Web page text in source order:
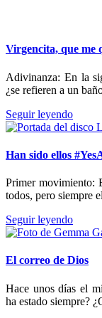
Virgencita, que me
Adivinanza: En la
¿se refieren a un
Seguir leyendo
Han sido ellos
Primer movimiento:
todos, pero siempre
Seguir leyendo
El correo de Dios
Hace unos días el
ha estado siempre?